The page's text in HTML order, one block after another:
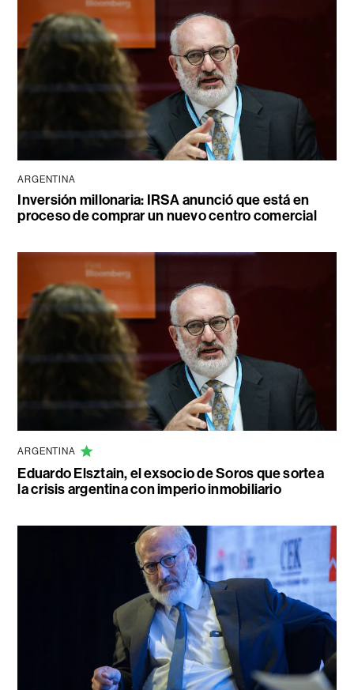
ARGENTINA
Inversión millonaria: IRSA anunció que está en
proceso de comprar un nuevo centro comercial
ARGENTINA
Eduardo Elsztain, el exsocio de Soros que sortea
la crisis argentina con imperio inmobiliario